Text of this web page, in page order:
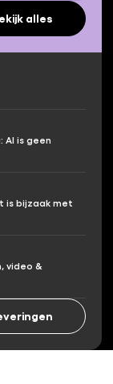
alles
AI is geen
is bijzaak met
video &